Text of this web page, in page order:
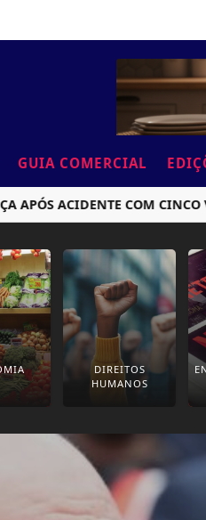
GUIA COMERCIAL
ACIDENTE COM CINCO
DIREITOS
HUMANOS